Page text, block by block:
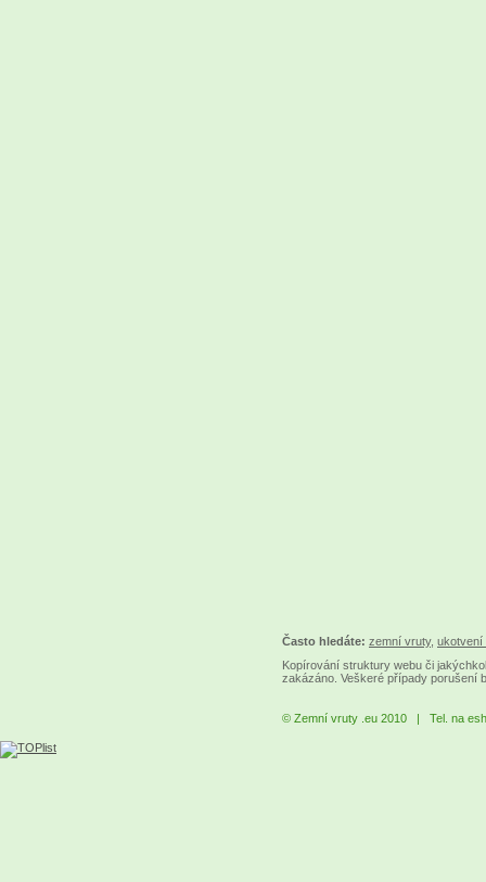
Často hledáte: zemní vruty, ukotvení
Kopírování struktury webu či
zakázáno. Veškeré případy porušení
© Zemní vruty .eu 2010 | Tel. na